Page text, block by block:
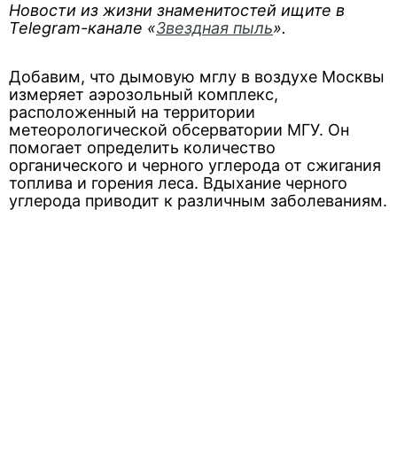
Новости из жизни знаменитостей ищите в
Telegram-канале «Звездная пыль».
Добавим, что дымовую мглу в воздухе Москвы
измеряет аэрозольный комплекс,
расположенный на территории
метеорологической обсерватории МГУ. Он
помогает определить количество
органического и черного углерода от сжигания
топлива и горения леса. Вдыхание черного
углерода приводит к различным заболеваниям.